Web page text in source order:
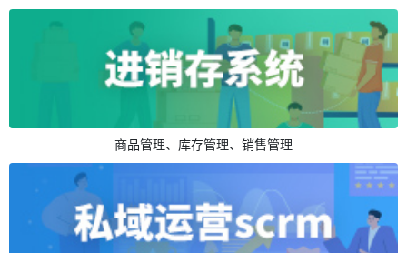
商品管理、库存管理、销售管理